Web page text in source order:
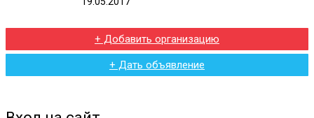
+ Добавить организацию
+ Дать объявление